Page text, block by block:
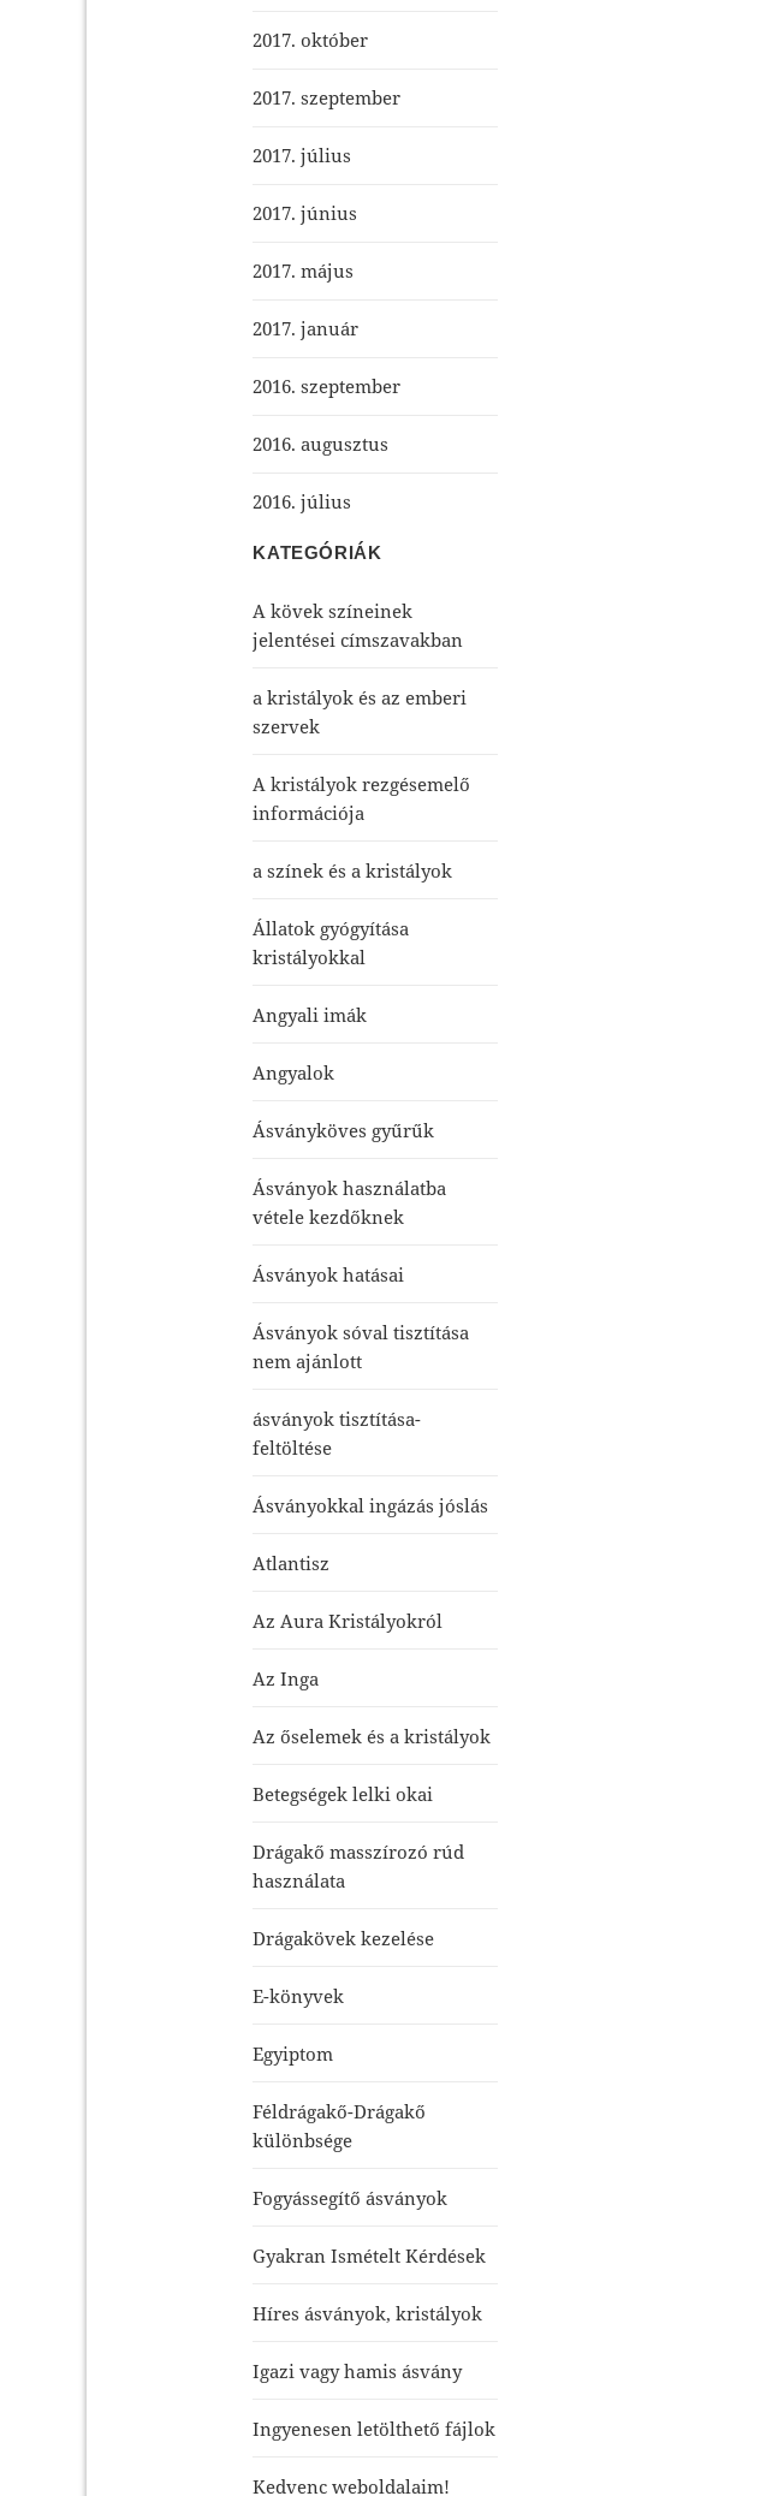
2017. október
2017. szeptember
2017. július
2017. június
2017. május
2017. január
2016. szeptember
2016. augusztus
2016. július
KATEGÓRIÁK
A kövek színeinek
jelentései címszavakban
a kristályok és az emberi
szervek
A kristályok rezgésemelő
információja
a színek és a kristályok
Állatok gyógyítása
kristályokkal
Angyali imák
Angyalok
Ásványköves gyűrűk
Ásványok használatba
vétele kezdőknek
Ásványok hatásai
Ásványok sóval tisztítása
nem ajánlott
ásványok tisztítása-
feltöltése
Ásványokkal ingázás jóslás
Atlantisz
Az Aura Kristályokról
Az Inga
Az őselemek és a kristályok
Betegségek lelki okai
Drágakő masszírozó rúd
használata
Drágakövek kezelése
E-könyvek
Egyiptom
Féldrágakő-Drágakő
különbsége
Fogyássegítő ásványok
Gyakran Ismételt Kérdések
Híres ásványok, kristályok
Igazi vagy hamis ásvány
Ingyenesen letölthető fájlok
Kedvenc weboldalaim!